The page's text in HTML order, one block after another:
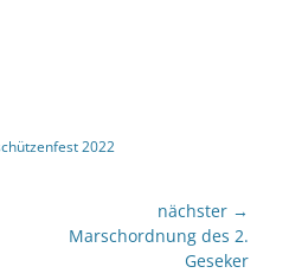
2022
nächster →
nächsterMarschordnung des 2.
Geseker